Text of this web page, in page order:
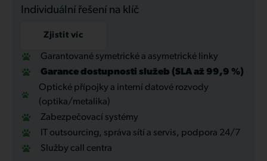
Individuální řešení na klíč
Zjistit víc
Garantované symetrické a asymetrické linky
Garance dostupnosti služeb (SLA až 99,9 %)
Optické přípojky a interní datové rozvody
(optika/metalika)
Zabezpečovací systémy
IT outsourcing, správa sítí a servis, podpora 24/7
Služby call centra